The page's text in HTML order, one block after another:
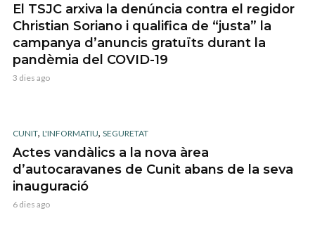
El TSJC arxiva la denúncia contra el regidor
Christian Soriano i qualifica de “justa” la
campanya d’anuncis gratuïts durant la
pandèmia del COVID-19
3 dies ago
CUNIT, L'INFORMATIU, SEGURETAT
Actes vandàlics a la nova àrea
d’autocaravanes de Cunit abans de la seva
inauguració
6 dies ago